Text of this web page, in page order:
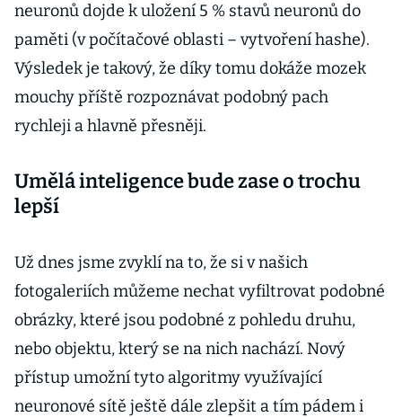
neuronů dojde k uložení 5 % stavů neuronů do
paměti (v počítačové oblasti – vytvoření hashe).
Výsledek je takový, že díky tomu dokáže mozek
mouchy příště rozpoznávat podobný pach
rychleji a hlavně přesněji.
Umělá inteligence bude zase o trochu
lepší
Už dnes jsme zvyklí na to, že si v našich
fotogaleriích můžeme nechat vyfiltrovat podobné
obrázky, které jsou podobné z pohledu druhu,
nebo objektu, který se na nich nachází. Nový
přístup umožní tyto algoritmy využívající
neuronové sítě ještě dále zlepšit a tím pádem i